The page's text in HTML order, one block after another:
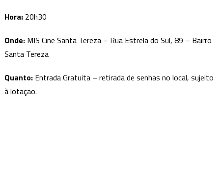
Hora: 20h30
Onde: MIS Cine Santa Tereza – Rua Estrela do Sul, 89 – Bairro
Santa Tereza
Quanto: Entrada Gratuita – retirada de senhas no local, sujeito
à lotação.